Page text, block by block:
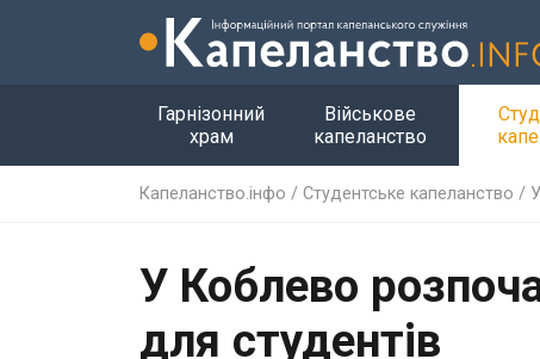
Гарнізонний
храм
Військове
капеланство
Капеланство.інфо / Студентське капеланство /
У Коблево
для студентів